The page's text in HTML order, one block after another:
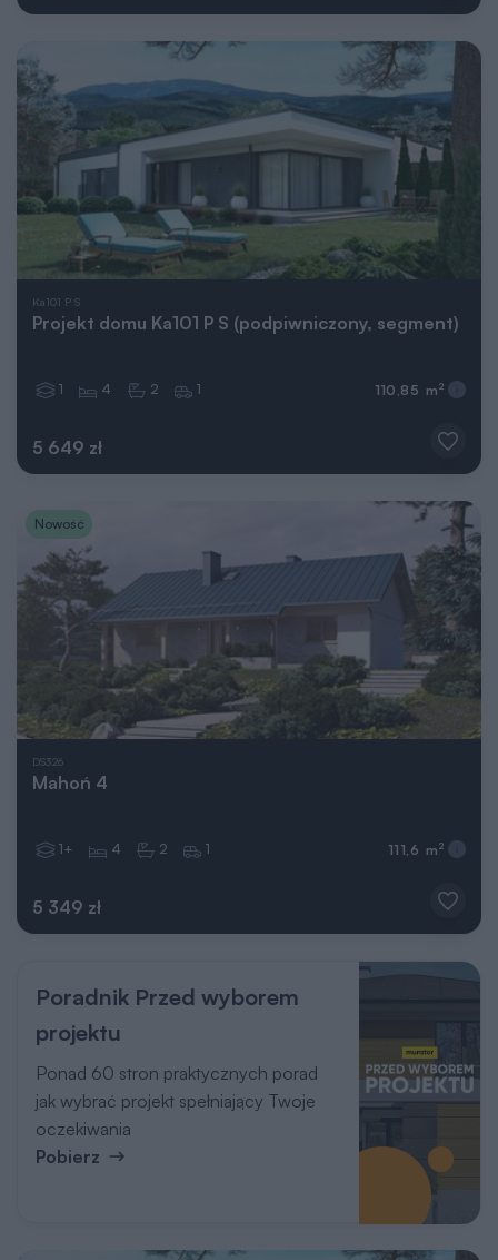
Ka101 P S
Projekt domu Ka101 P S (podpiwniczony, segment)
5 649 zł
1 4 2 1 110,85 m 2
Nowość
DS326
Mahoń 4
5 349 zł
1+ 4 2 1 111,6 m 2
Poradnik Przed wyborem
projektu
Ponad 60 stron praktycznych porad
jak wybrać projekt spełniający Twoje
oczekiwania
Pobierz